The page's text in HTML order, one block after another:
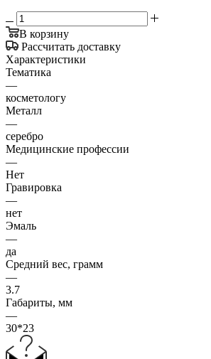
В корзину
Рассчитать доставку
Характеристики
Тематика
—
косметологу
Металл
—
серебро
Медицинские профессии
—
Нет
Гравировка
—
нет
Эмаль
—
да
Средний вес, грамм
—
3.7
Габариты, мм
—
30*23